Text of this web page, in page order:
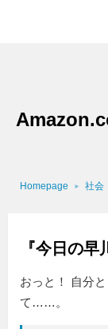
Homepage 社会
『今日の早
おっと！ 自分
て……。